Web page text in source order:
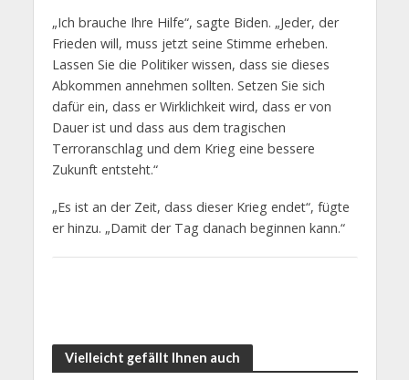
„Ich brauche Ihre Hilfe“, sagte Biden. „Jeder, der
Frieden will, muss jetzt seine Stimme erheben.
Lassen Sie die Politiker wissen, dass sie dieses
Abkommen annehmen sollten. Setzen Sie sich
dafür ein, dass er Wirklichkeit wird, dass er von
Dauer ist und dass aus dem tragischen
Terroranschlag und dem Krieg eine bessere
Zukunft entsteht.“
„Es ist an der Zeit, dass dieser Krieg endet“, fügte
er hinzu. „Damit der Tag danach beginnen kann.“
Vielleicht gefällt Ihnen auch